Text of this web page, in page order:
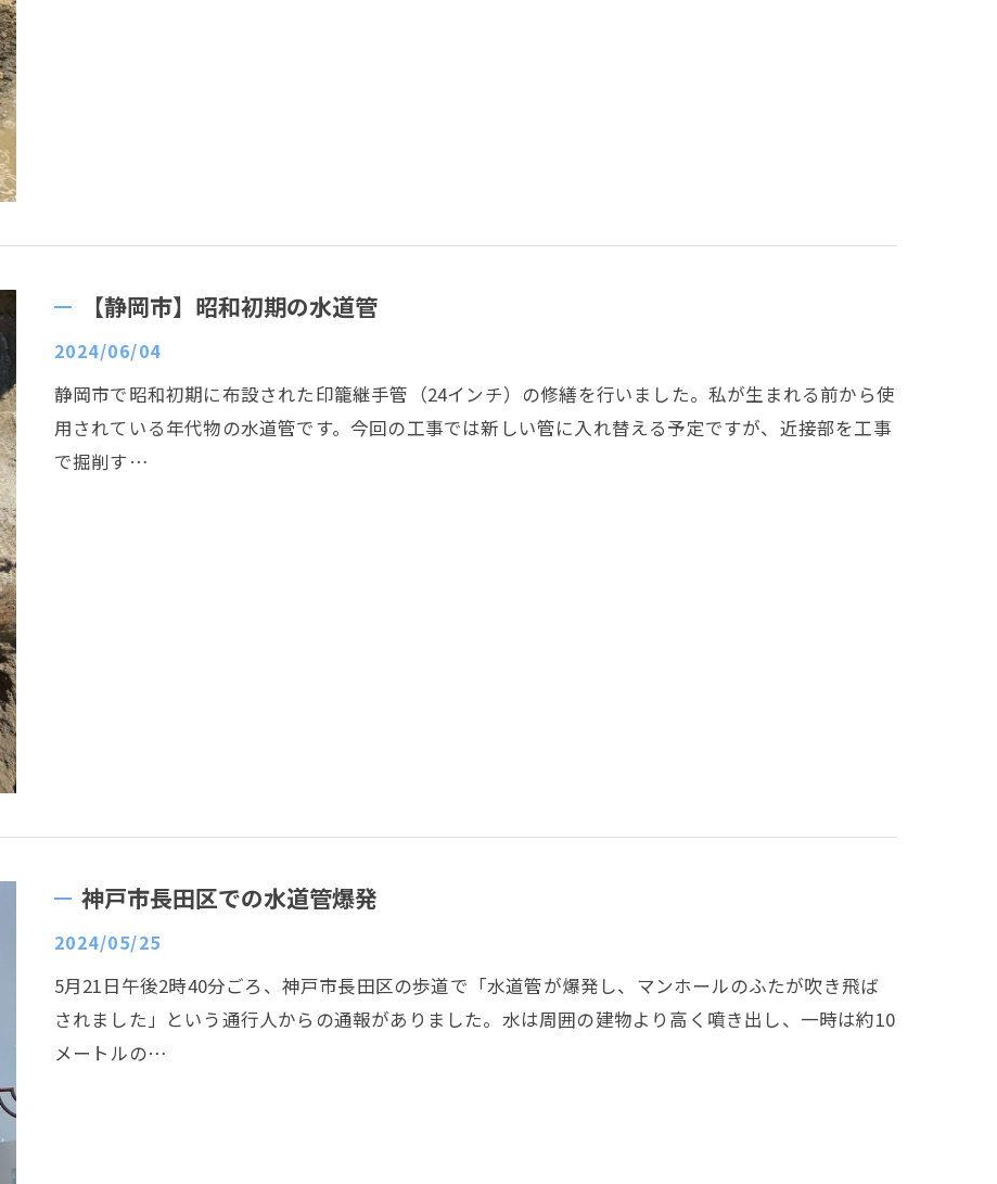
【静岡市】昭和初期の水道管
2024/06/04
静岡市で昭和初期に布設された印籠継手管（24インチ）の修繕を行いました。私が生まれる前から使
用されている年代物の水道管です。今回の工事では新しい管に入れ替える予定ですが、近接部を工事
で掘削す…
神戸市長田区での水道管爆発
2024/05/25
5月21日午後2時40分ごろ、神戸市長田区の歩道で「水道管が爆発し、マンホールのふたが吹き飛ば
されました」という通行人からの通報がありました。水は周囲の建物より高く噴き出し、一時は約10
メートルの…